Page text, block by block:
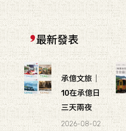
最新發表
承億文旅｜
10在承億日
三天兩夜
2026-08-02